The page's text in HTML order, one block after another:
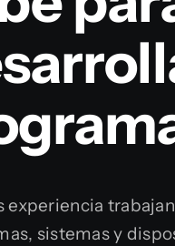
experiencia
sistemas y